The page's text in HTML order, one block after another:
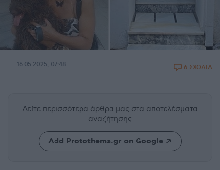
16.05.2025, 07:48 6 ΣΧΟΛΙΑ
Δείτε περισσότερα άρθρα μας στα αποτελέσματα
αναζήτησης
Add Protothema.gr on Google